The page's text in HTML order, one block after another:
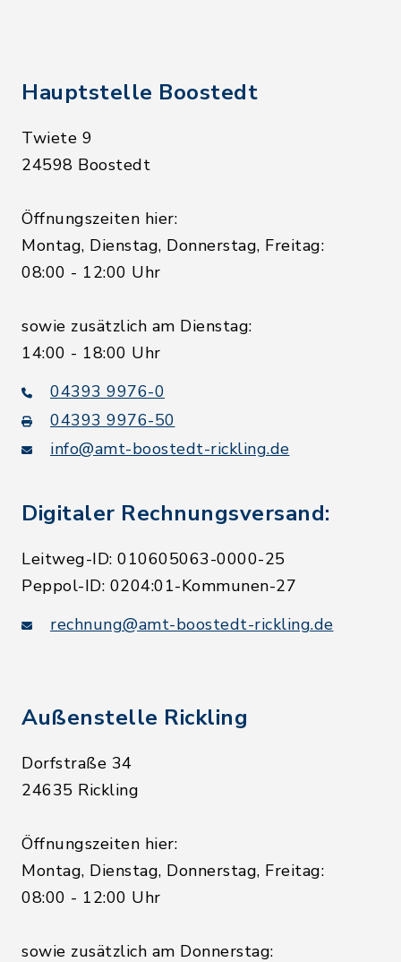
Hauptstelle Boostedt
Twiete 9
24598 Boostedt
Öffnungszeiten hier:
Montag, Dienstag, Donnerstag, Freitag:
08:00 - 12:00 Uhr
sowie zusätzlich am Dienstag:
14:00 - 18:00 Uhr
04393 9976-0
04393 9976-50
info@amt-boostedt-rickling.de
Digitaler Rechnungsversand:
Leitweg-ID: 010605063-0000-25
Peppol-ID: 0204:01-Kommunen-27
rechnung@amt-boostedt-rickling.de
Außenstelle Rickling
Dorfstraße 34
24635 Rickling
Öffnungszeiten hier:
Montag, Dienstag, Donnerstag, Freitag:
08:00 - 12:00 Uhr
sowie zusätzlich am Donnerstag: